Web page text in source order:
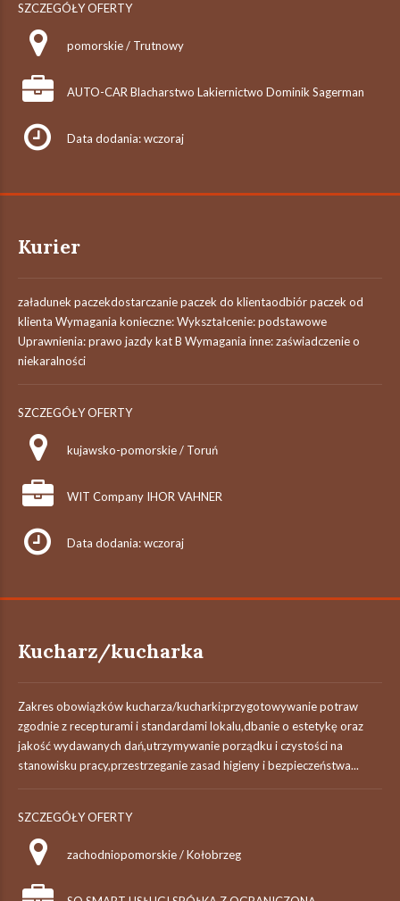
SZCZEGÓŁY OFERTY
pomorskie / Trutnowy
AUTO-CAR Blacharstwo Lakiernictwo Dominik Sagerman
Data dodania: wczoraj
Kurier
załadunek paczekdostarczanie paczek do klientaodbiór paczek od
klienta Wymagania konieczne: Wykształcenie: podstawowe
Uprawnienia: prawo jazdy kat B Wymagania inne: zaświadczenie o
niekaralności
SZCZEGÓŁY OFERTY
kujawsko-pomorskie / Toruń
WIT Company IHOR VAHNER
Data dodania: wczoraj
Kucharz/kucharka
Zakres obowiązków kucharza/kucharki:przygotowywanie potraw
zgodnie z recepturami i standardami lokalu,dbanie o estetykę oraz
jakość wydawanych dań,utrzymywanie porządku i czystości na
stanowisku pracy,przestrzeganie zasad higieny i bezpieczeństwa...
SZCZEGÓŁY OFERTY
zachodniopomorskie / Kołobrzeg